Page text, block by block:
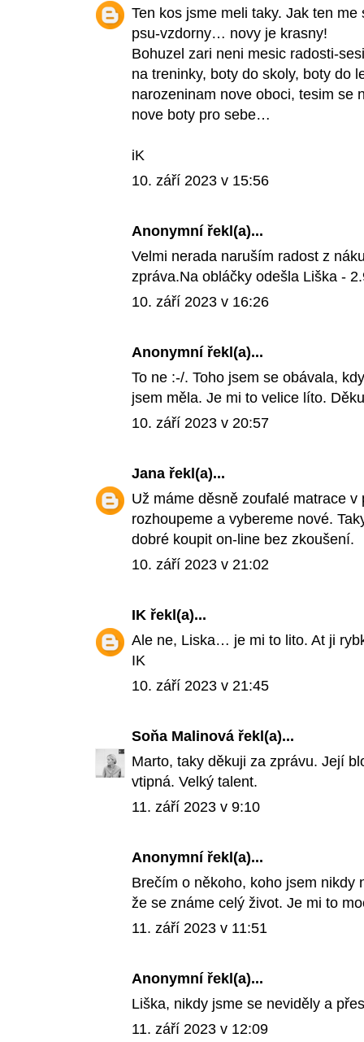
Ten kos jsme meli taky. Jak ten
psu-vzdorny… novy je krasny!
Bohuzel zari neni mesic radosti-
na treninky, boty do skoly, boty do
narozeninam nove oboci, tesim se
nove boty pro sebe…
iK
10. září 2023 v 15:56
Anonymní řekl(a)...
Velmi nerada naruším radost z
zpráva.Na obláčky odešla Liška -
10. září 2023 v 16:26
Anonymní řekl(a)...
To ne :-/. Toho jsem se obávala,
jsem měla. Je mi to velice líto.
10. září 2023 v 20:57
Jana řekl(a)...
Už máme děsně zoufalé matrace
rozhoupeme a vybereme nové.
dobré koupit on-line bez zkoušení.
10. září 2023 v 21:02
IK řekl(a)...
Ale ne, Liska… je mi to lito. At ji
IK
10. září 2023 v 21:45
Soňa Malinová řekl(a)...
Marto, taky děkuji za zprávu. Její
vtipná. Velký talent.
11. září 2023 v 9:10
Anonymní řekl(a)...
Brečím o někoho, koho jsem nikdy
že se známe celý život. Je mi to
11. září 2023 v 11:51
Anonymní řekl(a)...
Liška, nikdy jsme se neviděly a
11. září 2023 v 12:09